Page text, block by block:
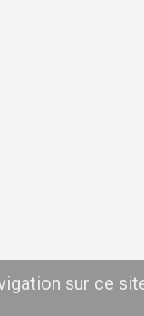
sur ce